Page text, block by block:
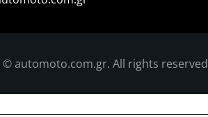
© automoto.com.gr. All rights reserved